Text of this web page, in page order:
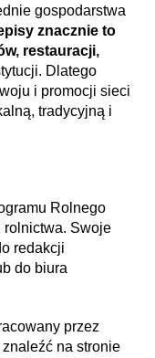
gospodarstwa
znacznie to
restauracji,
Dlatego
i promocji sieci
tradycyjną i
Rolnego
rolnictwa. Swoje
redakcji
do biura
przez
znaleźć na stronie